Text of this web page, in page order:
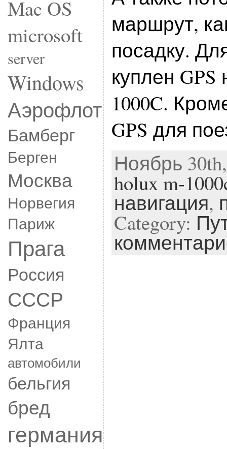
Mac OS
microsoft
server
Windows
Аэрофлот
Бамберг
Берген
Москва
Норвегия
Париж
Прага
Россия
СССР
Франция
Ялта
автомобили
бельгия
бред
германия
маршрут,
посадку.
куплен GPS
1000C.
GPS для
Ноябрь
holux m-
навигация,
Category: